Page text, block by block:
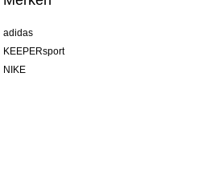
adidas
KEEPERsport
NIKE